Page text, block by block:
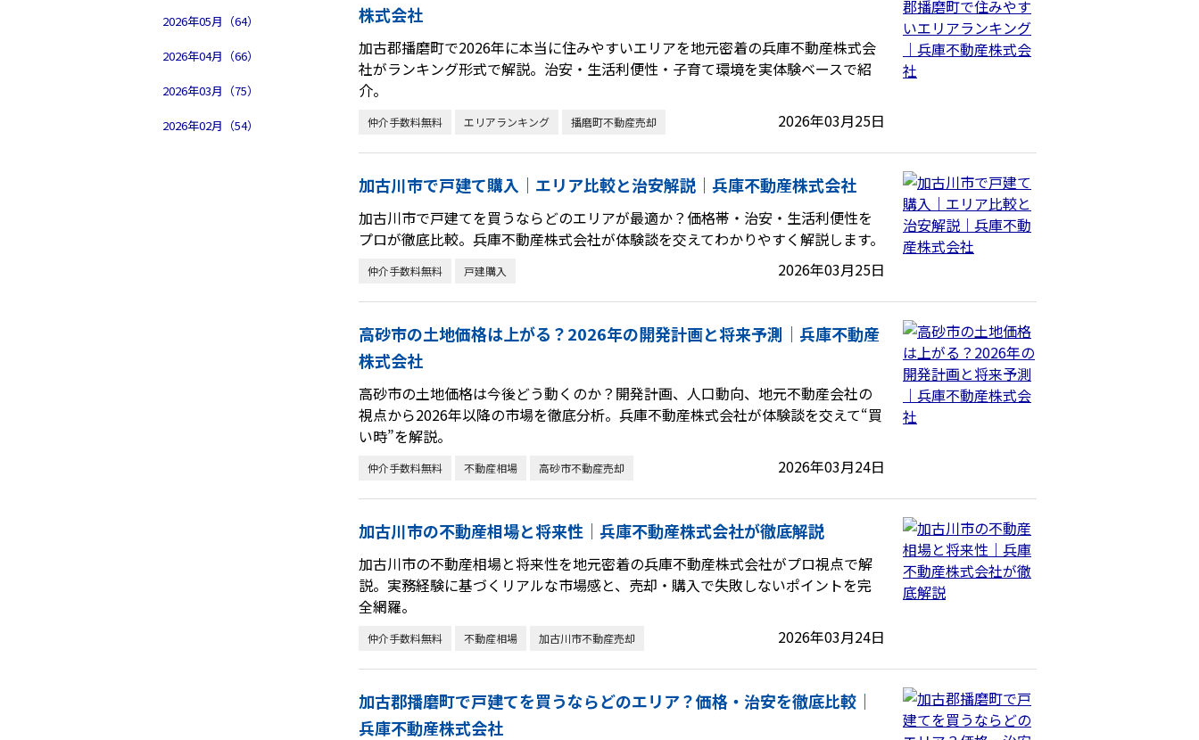
2026年05月（64）
2026年04月（66）
2026年03月（75）
2026年02月（54）
株式会社
加古郡播磨町で2026年に本当に住みやすいエリアを地元密着の兵庫不動産株式会
社がランキング形式で解説。治安・生活利便性・子育て環境を実体験ベースで紹
介。
仲介手数料無料 エリアランキング 播磨町不動産売却 2026年03月25日
加古川市で戸建て購入｜エリア比較と治安解説｜兵庫不動産株式会社
加古川市で戸建てを買うならどのエリアが最適か？価格帯・治安・生活利便性を
プロが徹底比較。兵庫不動産株式会社が体験談を交えてわかりやすく解説します。
仲介手数料無料 戸建購入 2026年03月25日
高砂市の土地価格は上がる？2026年の開発計画と将来予測｜兵庫不動産
株式会社
高砂市の土地価格は今後どう動くのか？開発計画、人口動向、地元不動産会社の
視点から2026年以降の市場を徹底分析。兵庫不動産株式会社が体験談を交えて“買
い時”を解説。
仲介手数料無料 不動産相場 高砂市不動産売却 2026年03月24日
加古川市の不動産相場と将来性｜兵庫不動産株式会社が徹底解説
加古川市の不動産相場と将来性を地元密着の兵庫不動産株式会社がプロ視点で解
説。実務経験に基づくリアルな市場感と、売却・購入で失敗しないポイントを完
全網羅。
仲介手数料無料 不動産相場 加古川市不動産売却 2026年03月24日
加古郡播磨町で戸建てを買うならどのエリア？価格・治安を徹底比較｜
兵庫不動産株式会社